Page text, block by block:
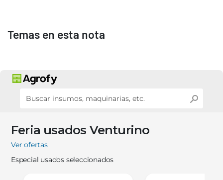
Temas en esta nota
Feria usados Venturino
Ver ofertas
Especial usados seleccionados